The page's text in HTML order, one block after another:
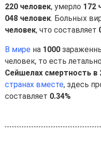
220 человек, умерло 172
048 человек. Больных
человек, что составляет
В мире на 1000
человек, то есть
Сейшелах смертность в
странах вместе, здесь
составляет 0.34%